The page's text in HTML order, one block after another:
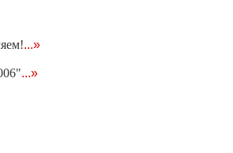
...»
...»